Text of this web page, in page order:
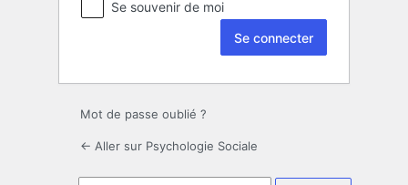
Se souvenir de moi
Mot de passe oublié ?
← Aller sur Psychologie Sociale